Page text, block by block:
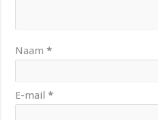
Naam*
E-mail*